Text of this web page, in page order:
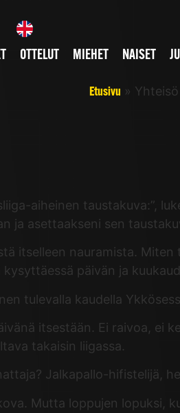
OTTELUT MIEHET NAISET
Etusivu » Yhteisö
aiheinen taustakuva:”,
ja asettaakseni sen
itselleen nauramista.
päivän ja
tulevalla kaudella
itsestään. Ei raivoa,
takaisin liigassa.
Jalkapallo-hifistelijä,
Mutta loppujen lopuksi,